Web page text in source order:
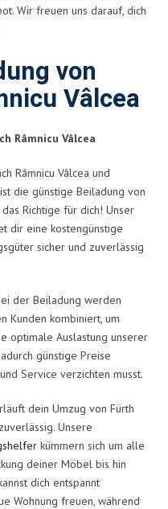
Wir freuen uns darauf, dich
von
Vâlcea
Râmnicu Vâlcea
Râmnicu Vâlcea und
die günstige Beiladung von
Richtige für dich! Unser
dir eine kostengünstige
sicher und zuverlässig
der Beiladung werden
Kunden kombiniert, um
optimale Auslastung unserer
günstige Preise
Service verzichten musst.
dein Umzug von Fürth
Unsere
kümmern sich um alle
deiner Möbel bis hin
dich entspannt
Wohnung freuen, während